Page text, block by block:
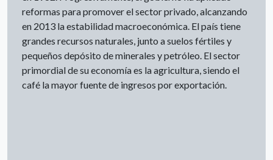
reformas para promover el sector privado, alcanzando
en 2013 la estabilidad macroeconómica. El país tiene
grandes recursos naturales, junto a suelos fértiles y
pequeños depósito de minerales y petróleo. El sector
primordial de su economía es la agricultura, siendo el
café la mayor fuente de ingresos por exportación.